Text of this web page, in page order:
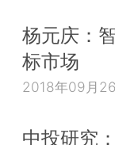
杨元庆：
标市场
2018年09月
中投研究